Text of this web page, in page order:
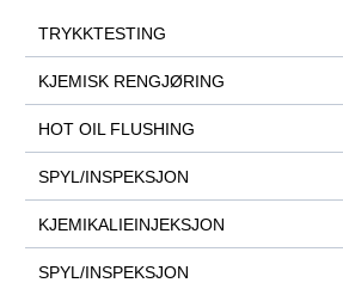
TRYKKTESTING
KJEMISK RENGJØRING
HOT OIL FLUSHING
SPYL/INSPEKSJON
KJEMIKALIEINJEKSJON
SPYL/INSPEKSJON